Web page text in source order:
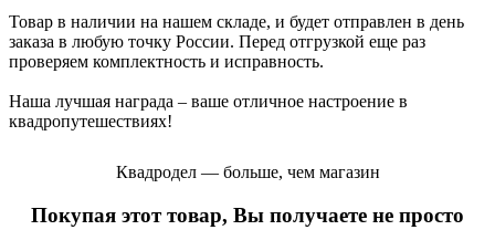
Товар в наличии на нашем складе, и будет отправлен в день
заказа в любую точку России. Перед отгрузкой еще раз
проверяем комплектность и исправность.
Наша лучшая награда – ваше отличное настроение в
квадропутешествиях!
Квадродел — больше, чем магазин
Покупая этот товар, Вы получаете не просто